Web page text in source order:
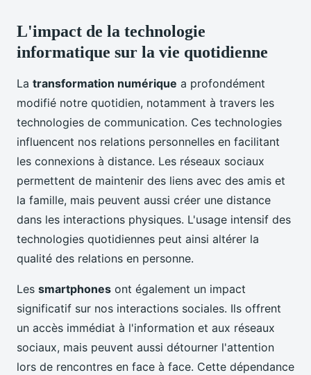
L'impact de la technologie
informatique sur la vie quotidienne
La transformation numérique a profondément
modifié notre quotidien, notamment à travers les
technologies de communication. Ces technologies
influencent nos relations personnelles en facilitant
les connexions à distance. Les réseaux sociaux
permettent de maintenir des liens avec des amis et
la famille, mais peuvent aussi créer une distance
dans les interactions physiques. L'usage intensif des
technologies quotidiennes peut ainsi altérer la
qualité des relations en personne.
Les smartphones ont également un impact
significatif sur nos interactions sociales. Ils offrent
un accès immédiat à l'information et aux réseaux
sociaux, mais peuvent aussi détourner l'attention
lors de rencontres en face à face. Cette dépendance